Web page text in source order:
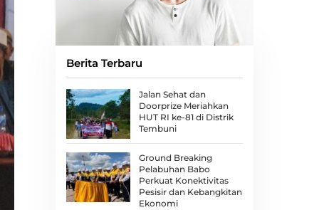
Berita Terbaru
Jalan Sehat dan
Doorprize Meriahkan
HUT RI ke-81 di Distrik
Tembuni
Ground Breaking
Pelabuhan Babo
Perkuat Konektivitas
Pesisir dan Kebangkitan
Ekonomi